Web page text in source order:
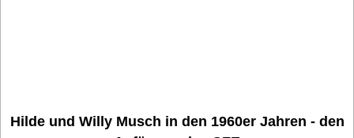
Hilde und Willy Musch in den 1960er Jahren - den